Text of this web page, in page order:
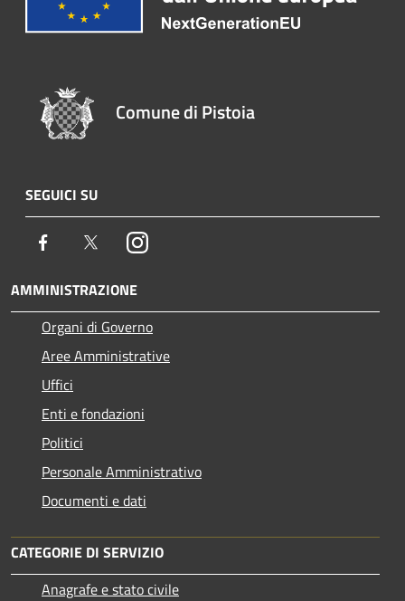
Comune di Pistoia
SEGUICI SU
Facebook TwitterInstagram
AMMINISTRAZIONE
Organi di Governo
Aree Amministrative
Uffici
Enti e fondazioni
Politici
Personale Amministrativo
Documenti e dati
CATEGORIE DI SERVIZIO
Anagrafe e stato civile